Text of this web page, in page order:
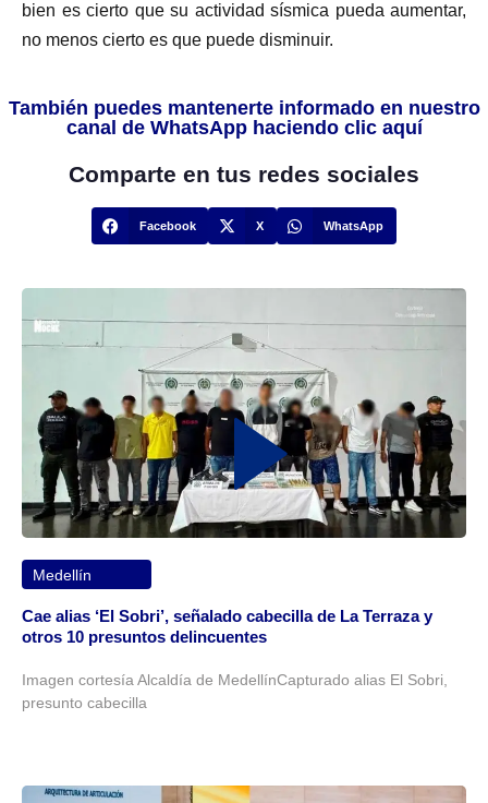
bien es cierto que su actividad sísmica pueda aumentar,
no menos cierto es que puede disminuir.
También puedes mantenerte informado en nuestro
canal de WhatsApp haciendo clic aquí
Comparte en tus redes sociales
Facebook X WhatsApp
Medellín
Cae alias ‘El Sobri’, señalado cabecilla de La Terraza y
otros 10 presuntos delincuentes
Imagen cortesía Alcaldía de MedellínCapturado alias El Sobri,
presunto cabecilla